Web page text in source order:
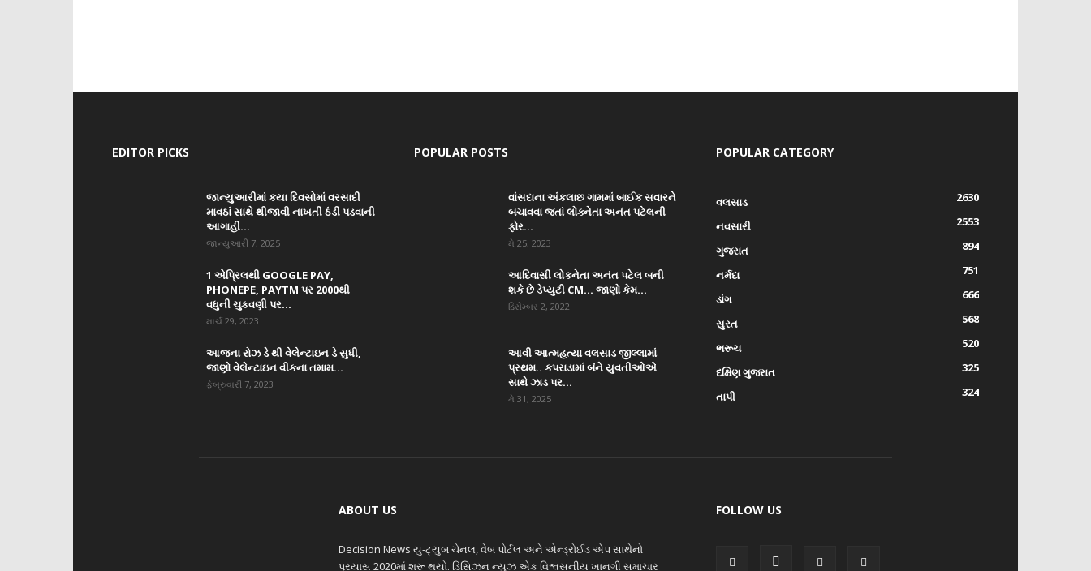
EDITOR PICKS
જાન્યુઆરીમાં કયા દિવસોમાં વરસાદી
માવઠાં સાથે થીજાવી નાખતી ઠંડી પડવાની
આગાહી...
જાન્યુઆરી 7, 2025
1 એપ્રિલથી GOOGLE PAY,
PHONEPE, PAYTM પર 2000થી
વધુની ચુકવણી પર...
માર્ચ 29, 2023
આજના રોઝ ડે થી વેલેન્ટાઇન ડે સુધી,
જાણો વેલેન્ટાઇન વીકના તમામ...
ફેબ્રુવારી 7, 2023
POPULAR POSTS
વાંસદાના અંકલાછ ગામમાં બાઈક સવારને
બચાવવા જતાં લોક્નેતા અનંત પટેલની
ફોર...
મે 25, 2023
આદિવાસી લોકનેતા અનંત પટેલ બની
શકે છે ડેપ્યુટી CM… જાણો કેમ...
ડિસેમ્બર 2, 2022
આવી આત્મહત્યા વલસાડ જીલ્લામાં
પ્રથમ.. કપરાડામાં બંને યુવતીઓએ
સાથે ઝાડ પર...
મે 31, 2025
POPULAR CATEGORY
વલસાડ
2630
નવસારી
2553
ગુજરાત
894
નર્મદા
751
ડાંગ
666
સુરત
568
ભરૂચ
520
દક્ષિણ ગુજરાત
325
તાપી
324
ABOUT US
Decision News યુ-ટ્યુબ ચેનલ, વેબ પોર્ટલ અને એન્ડ્રોઈડ એપ સાથેનો
પ્રયાસ 2020માં શરૂ થયો. ડિસિઝન ન્યુઝ એક વિશ્વસનીય ખાનગી સમાચાર
FOLLOW US